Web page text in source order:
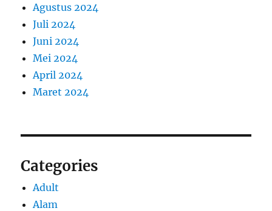
Agustus 2024
Juli 2024
Juni 2024
Mei 2024
April 2024
Maret 2024
Categories
Adult
Alam